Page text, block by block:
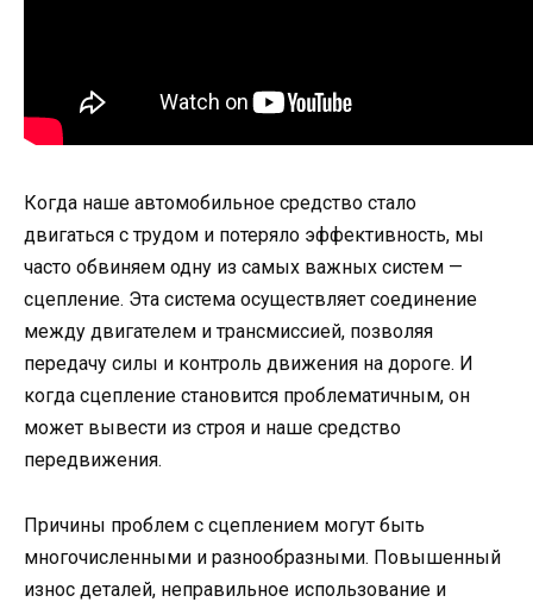
Когда наше автомобильное средство стало
двигаться с трудом и потеряло эффективность, мы
часто обвиняем одну из самых важных систем —
сцепление. Эта система осуществляет соединение
между двигателем и трансмиссией, позволяя
передачу силы и контроль движения на дороге. И
когда сцепление становится проблематичным, он
может вывести из строя и наше средство
передвижения.
Причины проблем с сцеплением могут быть
многочисленными и разнообразными. Повышенный
износ деталей, неправильное использование и